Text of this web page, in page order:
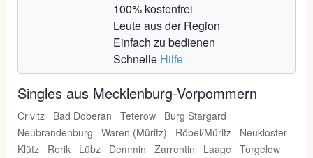
100% kostenfrei
Leute aus der Region
Einfach zu bedienen
Schnelle Hilfe
Singles aus Mecklenburg-Vorpommern
Crivitz Bad Doberan Teterow
Burg Stargard
Neubrandenburg
Waren (Müritz) Röbel/Müritz
Neukloster
Klütz
Rerik Lübz Demmin Zarrentin Laage
Torgelow